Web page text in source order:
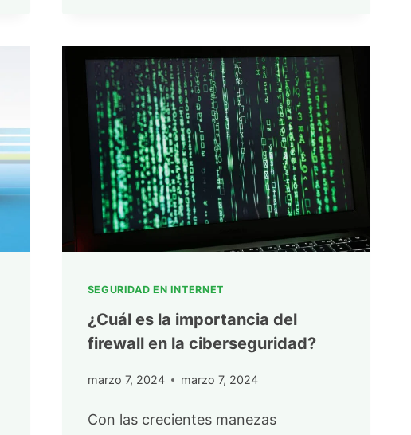
SEGURIDAD EN INTERNET
¿Cuál es la importancia del
firewall en la ciberseguridad?
marzo 7, 2024 marzo 7, 2024
Con las crecientes manezas